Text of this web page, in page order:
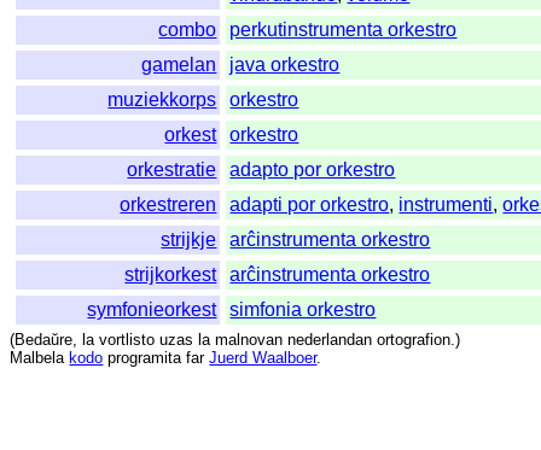
combo
perkutinstrumenta orkestro
gamelan
java orkestro
muziekkorps
orkestro
orkest
orkestro
orkestratie
adapto por orkestro
orkestreren
adapti por orkestro, instrumenti,
strijkje
arĉinstrumenta orkestro
strijkorkest
arĉinstrumenta orkestro
symfonieorkest
simfonia orkestro
(Bedaŭre, la vortlisto uzas la malnovan nederlandan ortografion.)
Malbela kodo programita far Juerd Waalboer.